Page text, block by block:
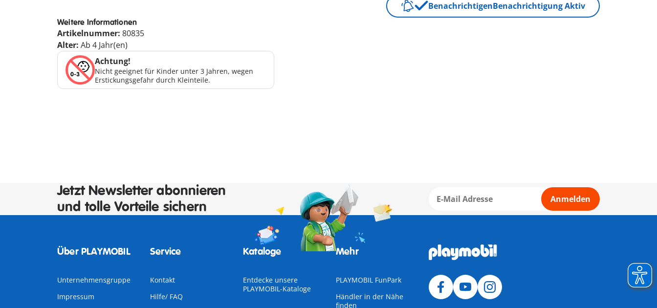
BenachrichtigenBenachrichtigung Aktiv
Weitere Informationen
Artikelnummer: 80835
Alter: Ab 4 Jahr(en)
Achtung!
Nicht geeignet für Kinder unter 3 Jahren, wegen
Erstickungsgefahr durch Kleinteile.
Jetzt Newsletter abonnieren
und tolle Vorteile sichern
Anmelden
Über PLAYMOBIL
Unternehmensgruppe
Impressum
Service
Kontakt
Hilfe/ FAQ
Kataloge
Entdecke unsere
PLAYMOBIL-Kataloge
Mehr
PLAYMOBIL FunPark
Händler in der Nähe
finden